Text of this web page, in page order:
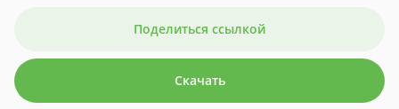
Поделиться ссылкой
Скачать